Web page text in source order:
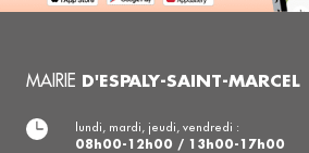
MAIRIE D'ESPALY-SAINT-MARCEL
lundi, mardi, jeudi, vendredi :
08h00-12h00 / 13h00-17h00